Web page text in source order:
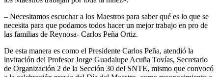
– Necesitamos escuchar a los Maestros para saber qué es lo que se
necesita para que podamos todos hacer un mejor trabajo en pro de
las familias de Reynosa- Carlos Peña Ortiz.
De esta manera es como el Presidente Carlos Peña, atendió la
invitación del Profesor Jorge Guadalupe Acuña Tovías, Secretario
de Organización 2 de la Sección 30 del SNTE, mismo que convocó